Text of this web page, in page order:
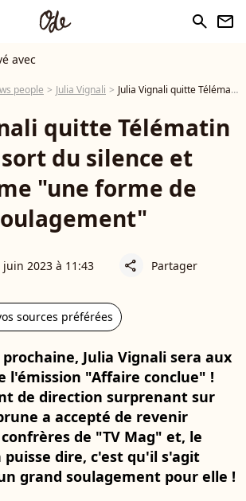
search newsletter
avec
people Julia Vignali Julia Vignali quitte Télématin : elle sort du silence et exprime "une forme de soulagement"
quitte Télématin
du silence et
"une forme de
2023 à 11:43 share Partager
sources préférées
Julia Vignali sera aux
l'émission "Affaire conclue" !
de direction surprenant sur
a accepté de revenir
de "TV Mag" et, le
puisse dire, c'est qu'il s'agit
grand soulagement pour elle !